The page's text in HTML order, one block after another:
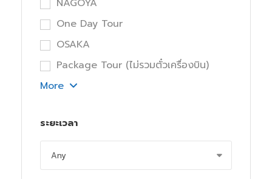
NAGOYA
One Day Tour
OSAKA
Package Tour (ไม่รวมตั๋วเครื่องบิน)
More
ระยะเวลา